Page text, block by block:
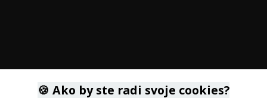
KONTAKTY
🍪 Ako by ste radi svoje cookies?